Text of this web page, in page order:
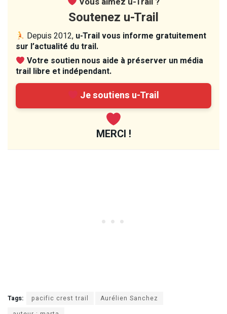
Soutenez u-Trail
Depuis 2012, u-Trail vous informe gratuitement
sur l’actualité du trail.
Votre soutien nous aide à préserver un média
trail libre et indépendant.
Je soutiens u-Trail
MERCI !
Tags: pacific crest trail
Aurélien Sanchez